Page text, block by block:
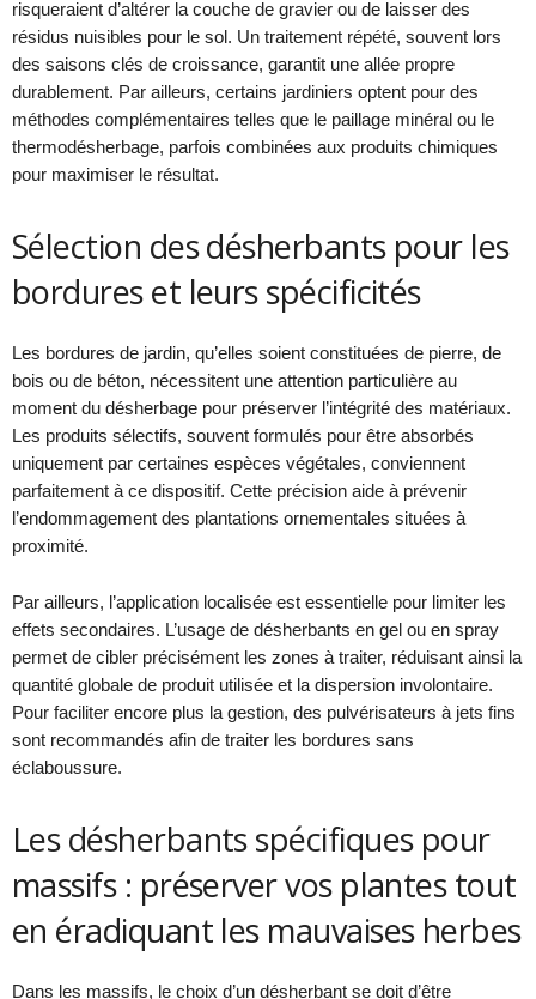
risqueraient d’altérer la couche de gravier ou de laisser des
résidus nuisibles pour le sol. Un traitement répété, souvent lors
des saisons clés de croissance, garantit une allée propre
durablement. Par ailleurs, certains jardiniers optent pour des
méthodes complémentaires telles que le paillage minéral ou le
thermodésherbage, parfois combinées aux produits chimiques
pour maximiser le résultat.
Sélection des désherbants pour les
bordures et leurs spécificités
Les bordures de jardin, qu’elles soient constituées de pierre, de
bois ou de béton, nécessitent une attention particulière au
moment du désherbage pour préserver l’intégrité des matériaux.
Les produits sélectifs, souvent formulés pour être absorbés
uniquement par certaines espèces végétales, conviennent
parfaitement à ce dispositif. Cette précision aide à prévenir
l’endommagement des plantations ornementales situées à
proximité.
Par ailleurs, l’application localisée est essentielle pour limiter les
effets secondaires. L’usage de désherbants en gel ou en spray
permet de cibler précisément les zones à traiter, réduisant ainsi la
quantité globale de produit utilisée et la dispersion involontaire.
Pour faciliter encore plus la gestion, des pulvérisateurs à jets fins
sont recommandés afin de traiter les bordures sans
éclaboussure.
Les désherbants spécifiques pour
massifs : préserver vos plantes tout
en éradiquant les mauvaises herbes
Dans les massifs, le choix d’un désherbant se doit d’être